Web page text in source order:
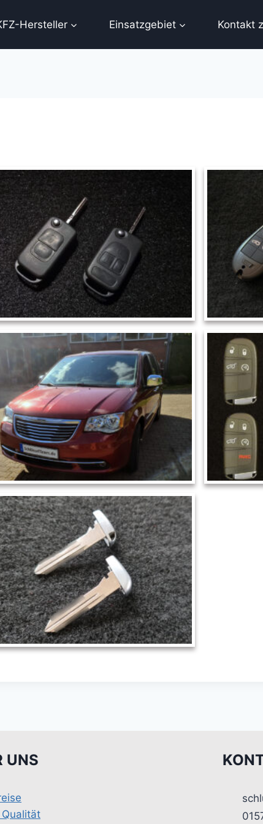
Hersteller Einsatzgebiet Kontakt
UNS